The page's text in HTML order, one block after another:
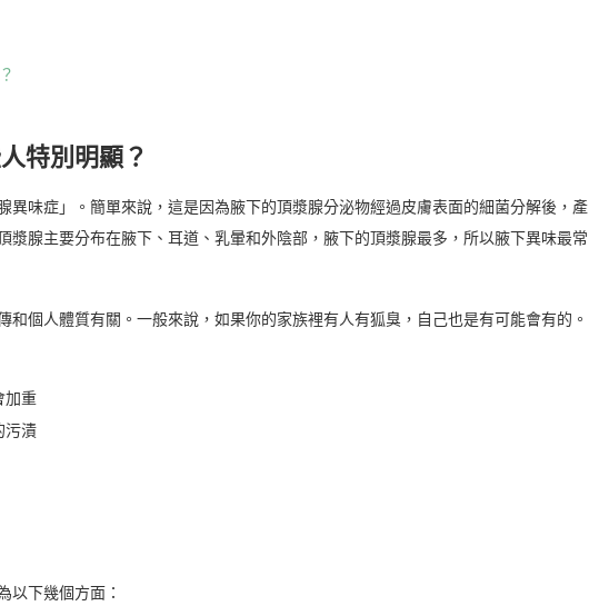
特別明顯？
異味症」。簡單來說，這是因為腋下的頂漿腺分泌物經過皮膚表面的細菌分解後，產
漿腺主要分布在腋下、耳道、乳暈和外陰部，腋下的頂漿腺最多，所以腋下異味最常
和個人體質有關。一般來說，如果你的家族裡有人有狐臭，自己也是有可能會有的。
加重
污漬
以下幾個方面：